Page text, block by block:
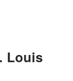
Louis